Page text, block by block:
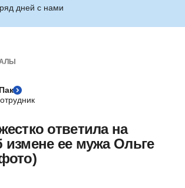
дней с нами
ответила на
измене ее мужа Ольге